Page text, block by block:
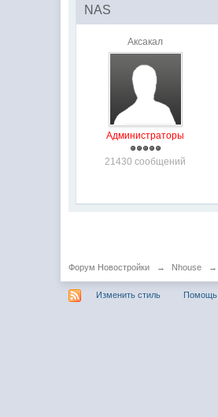
NAS
Аксакал
Администраторы
21430 сообщений
Форум Новостройки → Nhouse →
Изменить стиль Помощь